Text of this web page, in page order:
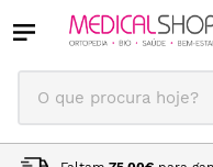
O que procura hoje?